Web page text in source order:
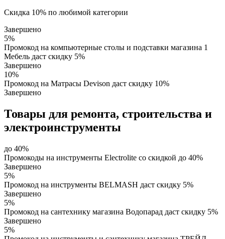
Скидка 10% по любимой категории
Завершено
5%
Промокод на компьютерные столы и подставки магазина 1
Мебель даст скидку 5%
Завершено
10%
Промокод на Матрасы Devison даст скидку 10%
Завершено
Товары для ремонта, строительства и
электроинструменты
до 40%
Промокоды на инструменты Electrolite со скидкой до 40%
Завершено
5%
Промокод на инструменты BELMASH даст скидку 5%
Завершено
5%
Промокод на сантехнику магазина Водопарад даст скидку 5%
Завершено
5%